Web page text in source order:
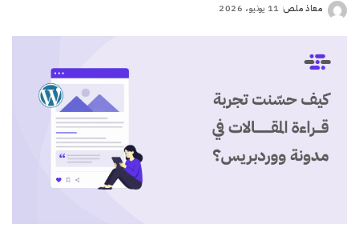
Posted
معاذ ملص 11 يونيو، 2026